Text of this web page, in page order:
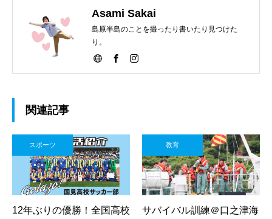
Asami Sakai
島原半島のことを撮ったり書いたり見つけた
り。
関連記事
スポーツ
12年ぶりの優勝！全国高校
教育
サバイバル訓練＠口之津海